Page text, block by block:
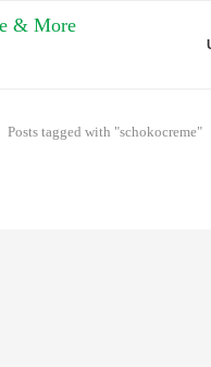
Posts tagged with "schokocreme"